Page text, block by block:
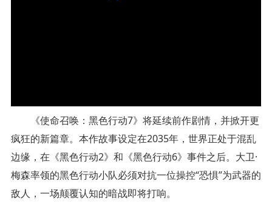
《使命召唤：黑色行动7》将延续前作剧情，并掀开更
疯狂的新篇章。本作故事设定在2035年，世界正处于混乱
边缘，在《黑色行动2》和《黑色行动6》事件之后。大卫·
梅森率领的黑色行动小队必须对抗一位操控“恐惧”为武器的
敌人，一场颠覆认知的暗战即将打响。